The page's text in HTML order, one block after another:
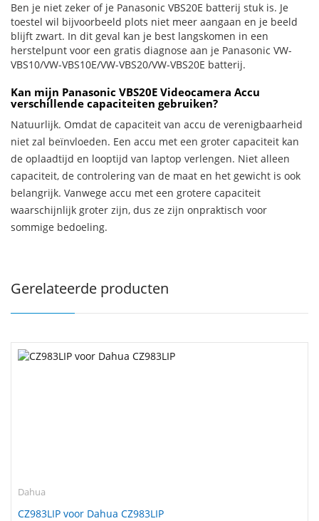
Ben je niet zeker of je Panasonic VBS20E batterij stuk is. Je
toestel wil bijvoorbeeld plots niet meer aangaan en je beeld
blijft zwart. In dit geval kan je best langskomen in een
herstelpunt voor een gratis diagnose aan je Panasonic VW-
VBS10/VW-VBS10E/VW-VBS20/VW-VBS20E batterij.
Kan mijn Panasonic VBS20E Videocamera Accu
verschillende capaciteiten gebruiken?
Natuurlijk. Omdat de capaciteit van accu de verenigbaarheid
niet zal beïnvloeden. Een accu met een groter capaciteit kan
de oplaadtijd en looptijd van laptop verlengen. Niet alleen
capaciteit, de controlering van de maat en het gewicht is ook
belangrijk. Vanwege accu met een grotere capaciteit
waarschijnlijk groter zijn, dus ze zijn onpraktisch voor
sommige bedoeling.
Gerelateerde producten
Dahua
CZ983LIP voor Dahua CZ983LIP